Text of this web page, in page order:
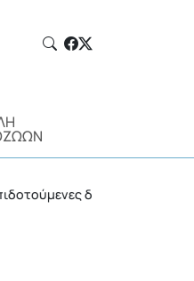
διακοπές από τον Δήμο